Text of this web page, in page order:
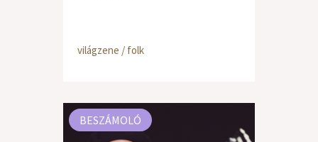
világzene / folk
BESZÁMOLÓ